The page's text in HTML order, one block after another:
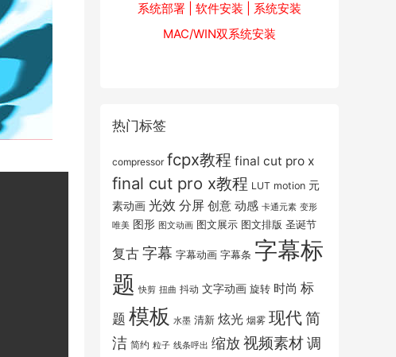
系统部署 | 软件安装 | 系统安装
MAC/WIN双系统安装
热门标签
compressor fcpx教程 final cut pro x
final cut pro x教程 LUT motion 元
素动画 光效 分屏 创意 动感 卡通元素 变形
唯美 图形 图文动画 图文展示 图文排版 圣诞节
复古 字幕 字幕动画 字幕条 字幕标
题 快剪 扭曲 抖动 文字动画 旋转 时尚 标
题 模板 水墨 清新 炫光 烟雾 现代简
洁 简约 粒子 线条呼出 缩放 视频素材调